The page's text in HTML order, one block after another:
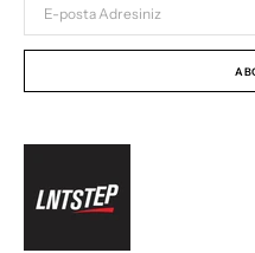
posta
Adresiniz